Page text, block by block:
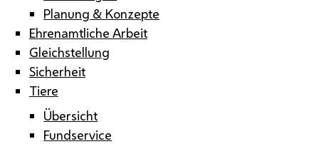
Planung & Konzepte
Ehrenamtliche Arbeit
Gleichstellung
Sicherheit
Tiere
Übersicht
Fundservice